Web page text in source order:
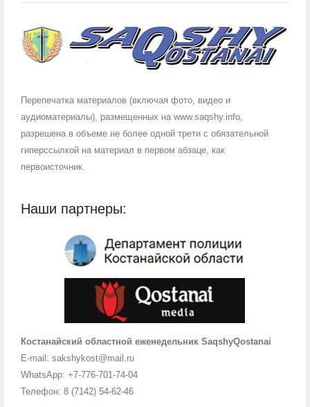
Перепечатка материалов (включая фото, видео и
аудиоматериалы), размещенных на www.saqshy.info,
разрешена в объеме не более одной трети с обязательной
гиперссылкой на материал в первом абзаце, как
первоисточник.
Наши партнеры:
Костанайский областной еженедельник SaqshyQostanai
E-mail: sakshykost@mail.ru
WhatsApp: +7-776-701-74-04
Телефон: 8 (7142) 54-62-46